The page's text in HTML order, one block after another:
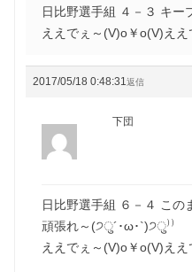
日比野選手組 ４－３ キ
ええでぇ～(V)o￥o(V)え
2017/05/18 0:48:31返信
下団
日比野選手組 ６－４ こ
頑張れ～(੭ु´･ω･`)੭ु⁾⁾
ええでぇ～(V)o￥o(V)え